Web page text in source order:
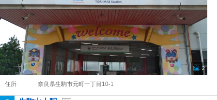
2
住所 奈良県生駒市元町一丁目10-1